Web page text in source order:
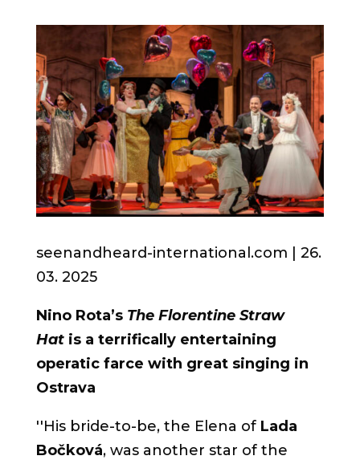
seenandheard-international.com | 26.
03.2025
Nino Rota’s The Florentine Straw
Hatis a terrifically entertaining
operatic farce with great singing in
Ostrava
''His bride-to-be, the Elena of Lada
Bočková, was another star of the